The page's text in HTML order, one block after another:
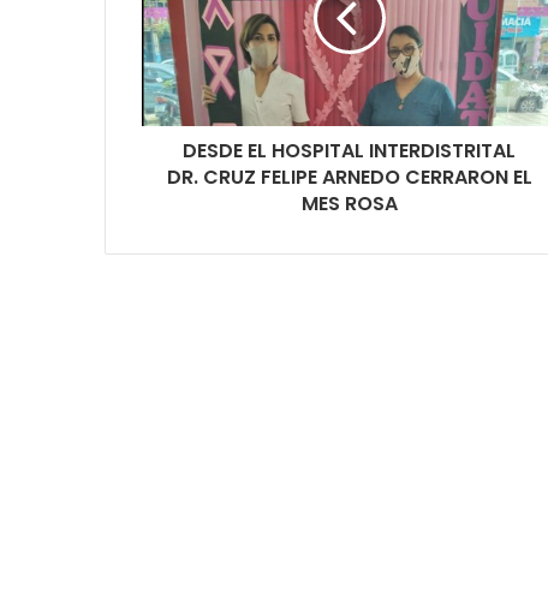
DESDE EL HOSPITAL INTERDISTRITAL
DR. CRUZ FELIPE ARNEDO CERRARON EL
MES ROSA